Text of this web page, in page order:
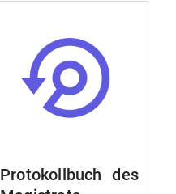
Protokollbuch des